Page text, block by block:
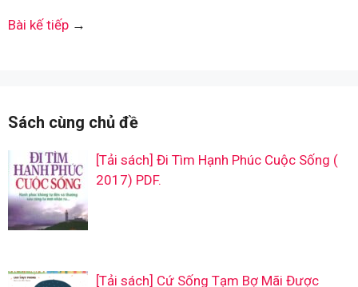
Bài kế tiếp →
Sách cùng chủ đề
[Tải sách] Đi Tìm Hạnh Phúc Cuộc Sống (
2017) PDF.
[Tải sách] Cứ Sống Tạm Bợ Mãi Được